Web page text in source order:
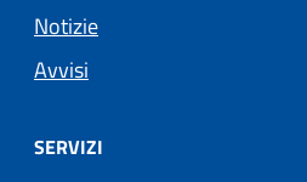
Notizie
Avvisi
SERVIZI